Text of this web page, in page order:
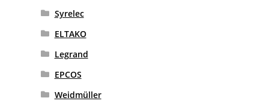
Syrelec
ELTAKO
Legrand
EPCOS
Weidmüller